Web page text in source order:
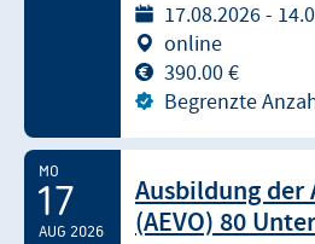
17.08.2026 -
online
390.00 €
Begrenzte
MO
17
AUG 2026
Ausbildung der
(AEVO) 80